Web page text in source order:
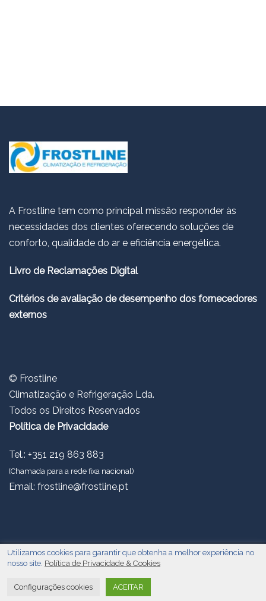
A Frostline tem como principal missão responder às
necessidades dos clientes oferecendo soluções de
conforto, qualidade do ar e eficiência energética.
Livro de Reclamações Digital
Critérios de avaliação de desempenho dos fornecedores
externos
© Frostline
Climatização e Refrigeração Lda.
Todos os Direitos Reservados
Política de Privacidade
Tel.: +351 219 863 883
(Chamada para a rede fixa nacional)
Email: frostline@frostline.pt
© 2026 FROSTLINE | Web developmentSusad Design| Fotos ©Frostline e
Unsplash
Utilizamos cookies para garantir que obtenha a melhor experiência no
nosso site. Política de Privacidade & Cookies
Configurações cookies ACEITAR